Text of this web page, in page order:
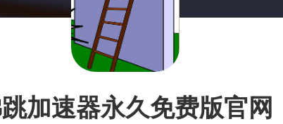
加速器永久免费版官网